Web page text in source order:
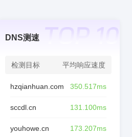
DNS测速
检测目标 平均响应速度
hzqianhuan.com 350.517ms
sccdl.cn 131.100ms
youhowe.cn 173.207ms